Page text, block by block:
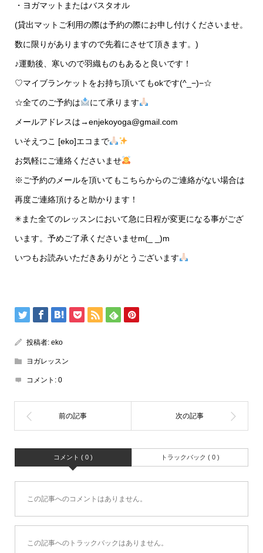
・ヨガマットまたはバスタオル
(貸出マットご利用の際は予約の際にお申し付けくださいませ。
数に限りがありますので先着にさせて頂きます。)
♪運動後、寒いので羽織ものもあると良いです！
♡マイブランケットをお持ち頂いてもokです(^_−)−☆
☆全てのご予約は にて承ります
メールアドレスは→enjekoyoga@gmail.com
いそえつこ [eko]エコまで
お気軽にご連絡くださいませ
※ご予約のメールを頂いてもこちらからのご連絡がない場合は
再度ご連絡頂けると助かります！
✳︎また全てのレッスンにおいて急に日程が変更になる事がござ
います。予めご了承くださいませm(_ _)m
いつもお読みいただきありがとうございます
投稿者: eko
ヨガレッスン
コメント: 0
コメント ( 0 ) トラックバック ( 0 )
この記事へのコメントはありません。
この記事へのトラックバックはありません。